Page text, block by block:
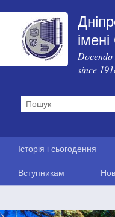
since
Історія і сьогодення
Вступникам